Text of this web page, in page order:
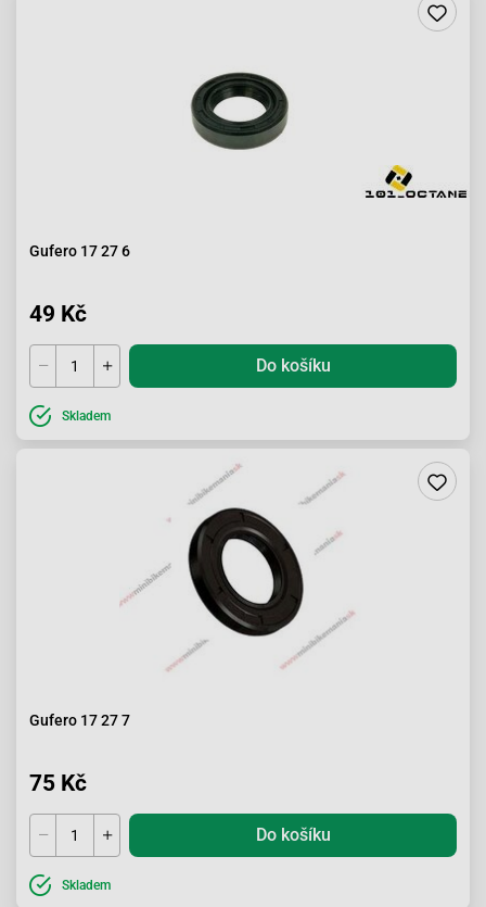
Gufero 17 27 6
49 Kč
Do košíku
Skladem
Gufero 17 27 7
75 Kč
Do košíku
Skladem